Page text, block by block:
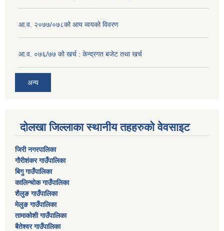
आ.व. २०७७/०७८को आय व्वयको विवरण
आ.व. ०७६/७७ को खर्च : केन्द्रगत बजेट तथा खर्च
अन्य
दोलखा जिल्लाका स्थानीय तहहरुको वेवसाइट
जिरी नगरपालिका
गौरीशंकर गाउँपालिका
बिगु गाउँपालिका
कालिन्चोक गाउँपालिका
शैलुङ गाउँपालिका
मेलुङ गाउँपालिका
तामाकोशी गाउँपालिका
बैतेश्वर गाउँपालिका